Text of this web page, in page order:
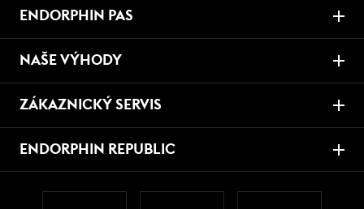
ENDORPHIN PAS
NAŠE VÝHODY
ZÁKAZNICKÝ SERVIS
ENDORPHIN REPUBLIC